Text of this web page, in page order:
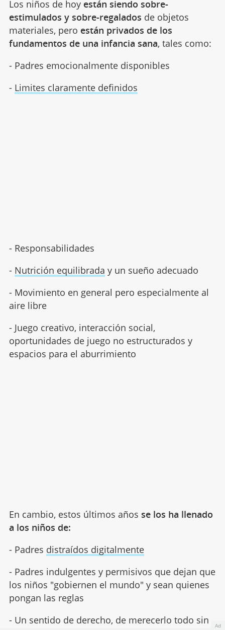
Los niños de hoy están siendo sobre-
estimulados y sobre-regalados de objetos
materiales, pero están privados de los
fundamentos de una infancia sana, tales como:
- Padres emocionalmente disponibles
- Limites claramente definidos
- Responsabilidades
- Nutrición equilibrada y un sueño adecuado
- Movimiento en general pero especialmente al
aire libre
- Juego creativo, interacción social,
oportunidades de juego no estructurados y
espacios para el aburrimiento
En cambio, estos últimos años se los ha llenado
a los niños de:
- Padres distraídos digitalmente
- Padres indulgentes y permisivos que dejan que
los niños "gobiernen el mundo" y sean quienes
pongan las reglas
- Un sentido de derecho, de merecerlo todo sin
Ad